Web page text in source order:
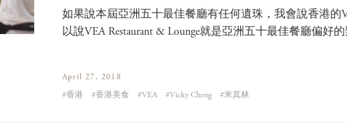
如果說本屆亞洲五十最佳餐廳有任何遺珠，我會說香港的
以說VEA Restaurant & Lounge就是亞洲五十最佳餐廳偏好的
April 27, 2018
香港 香港美食 VEA Vicky Cheng 米其林